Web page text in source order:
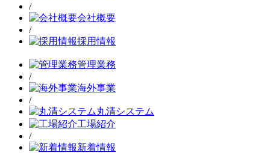
/
会社概要
/
採用情報
管理業務
/
海外事業
/
丸清システム
工場紹介
/
新着情報